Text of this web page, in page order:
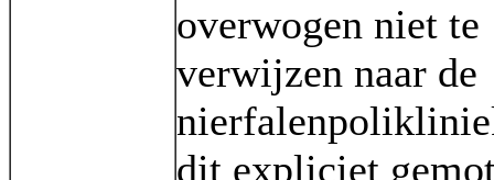
overwogen niet te
verwijzen naar de
dit expliciet